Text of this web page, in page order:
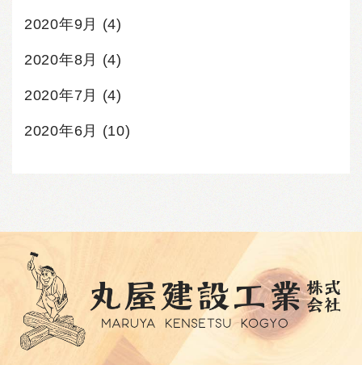
2020年9月 (4)
2020年8月 (4)
2020年7月 (4)
2020年6月 (10)